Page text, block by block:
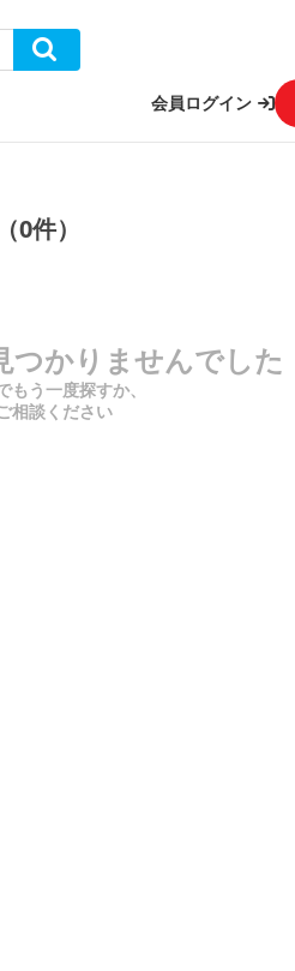
会員ログイン
件）
つかりませんでした
もう一度探すか、
相談ください